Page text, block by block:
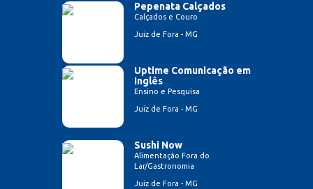
Pepenata Calçados
Calçados e Couro
Juiz de Fora - MG
Uptime Comunicação em
Inglês
Ensino e Pesquisa
Juiz de Fora - MG
Sushi Now
Alimentação Fora do
Lar/Gastronomia
Juiz de Fora - MG